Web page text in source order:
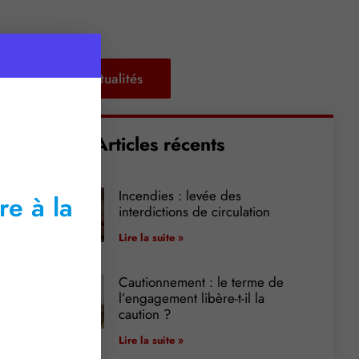
Retour aux actualités
Articles récents
Incendies : levée des
interdictions de circulation
Lire la suite »
Cautionnement : le terme de
l’engagement libère-t-il la
caution ?
Lire la suite »
à la